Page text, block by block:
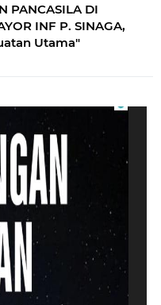
PANCASILA DI
INF P. SINAGA,
Utama"